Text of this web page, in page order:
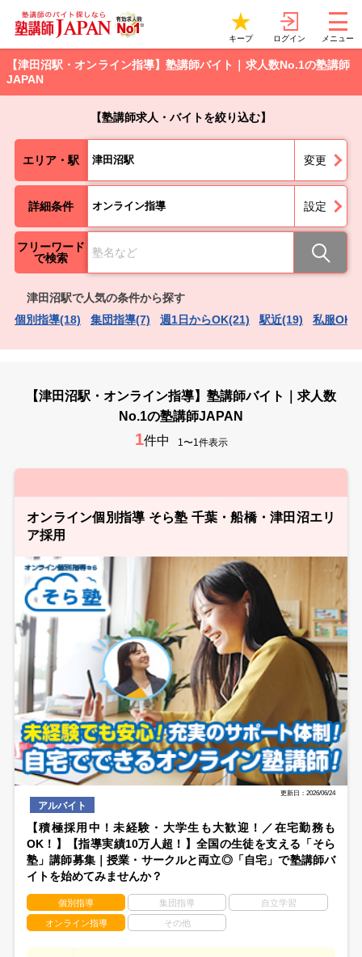
キープ ログイン メニュー
【津田沼駅・オンライン指導】塾講師バイト｜求人数No.1の塾講師
JAPAN
【塾講師求人・バイトを絞り込む】
エリア・駅 津田沼駅 変更
詳細条件 オンライン指導 設定
フリーワード
で検索
津田沼駅で人気の条件から探す
個別指導(18)
集団指導(7) 週1日からOK(21) 駅近(19) 私服OK
【津田沼駅・オンライン指導】塾講師バイト｜求人数
No.1の塾講師JAPAN
1件中 1〜1件表示
オンライン個別指導 そら塾 千葉・船橋・津田沼エリ
ア採用
更新日：2026/06/24
アルバイト
【積極採用中！未経験・大学生も大歓迎！／在宅勤務も
OK！】【指導実績10万人超！】全国の生徒を支える「そら
塾」講師募集｜授業・サークルと両立◎「自宅」で塾講師バ
イトを始めてみませんか？
個別指導 集団指導 自立学習
オンライン指導 その他